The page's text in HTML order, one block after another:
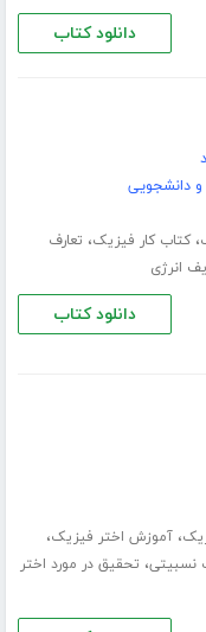
دانلود کتاب
دانشجویی
،کتاب کار فیزیک، تعارف
انرژی
دانلود کتاب
،آموزش اختر فیزیک،
نسبیتی، تحقیق در مورد اختر